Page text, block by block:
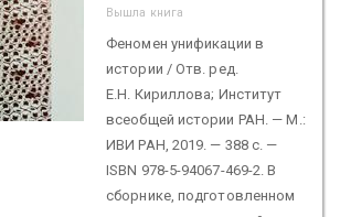
Вышла книга
Феномен унификации в
истории / Отв. ред.
Е.Н. Кириллова; Институт
всеобщей истории РАН. — М.:
ИВИ РАН, 2019. — 388 с. —
ISBN 978-5-94067-469-2. В
сборнике, подготовленном